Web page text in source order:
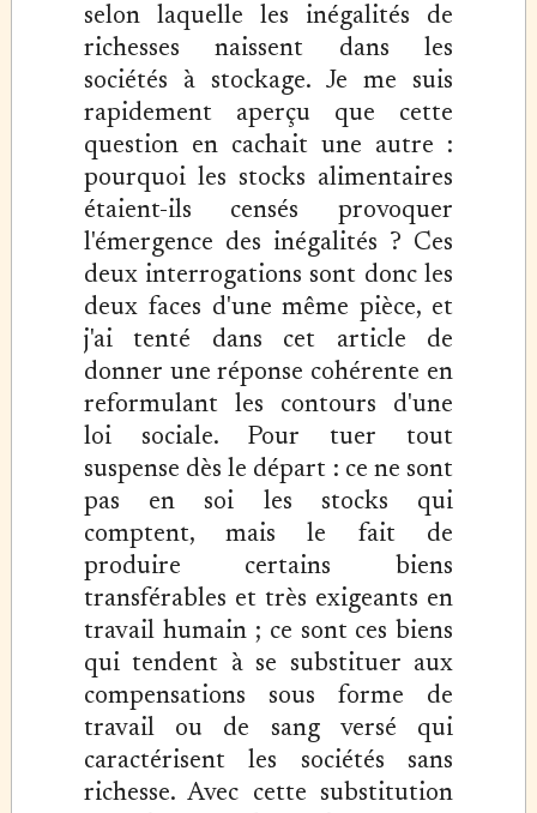
selon laquelle les inégalités de
richesses naissent dans les
sociétés à stockage. Je me suis
rapidement aperçu que cette
question en cachait une autre :
pourquoi les stocks alimentaires
étaient-ils censés provoquer
l'émergence des inégalités ? Ces
deux interrogations sont donc les
deux faces d'une même pièce, et
j'ai tenté dans cet article de
donner une réponse cohérente en
reformulant les contours d'une
loi sociale. Pour tuer tout
suspense dès le départ : ce ne sont
pas en soi les stocks qui
comptent, mais le fait de
produire certains biens
transférables et très exigeants en
travail humain ; ce sont ces biens
qui tendent à se substituer aux
compensations sous forme de
travail ou de sang versé qui
caractérisent les sociétés sans
richesse. Avec cette substitution